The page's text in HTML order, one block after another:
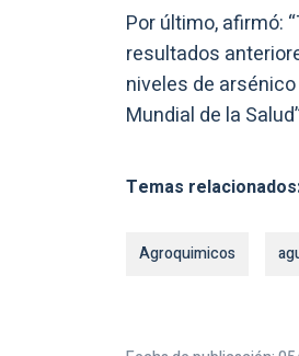
Por último, afirmó:
resultados
niveles de
Mundial de la
Temas
Agroquimicos